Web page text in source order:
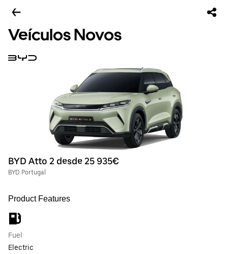
Veículos Novos
BYD Atto 2 desde 25 935€
BYD Portugal
Product Features
Fuel
Electric